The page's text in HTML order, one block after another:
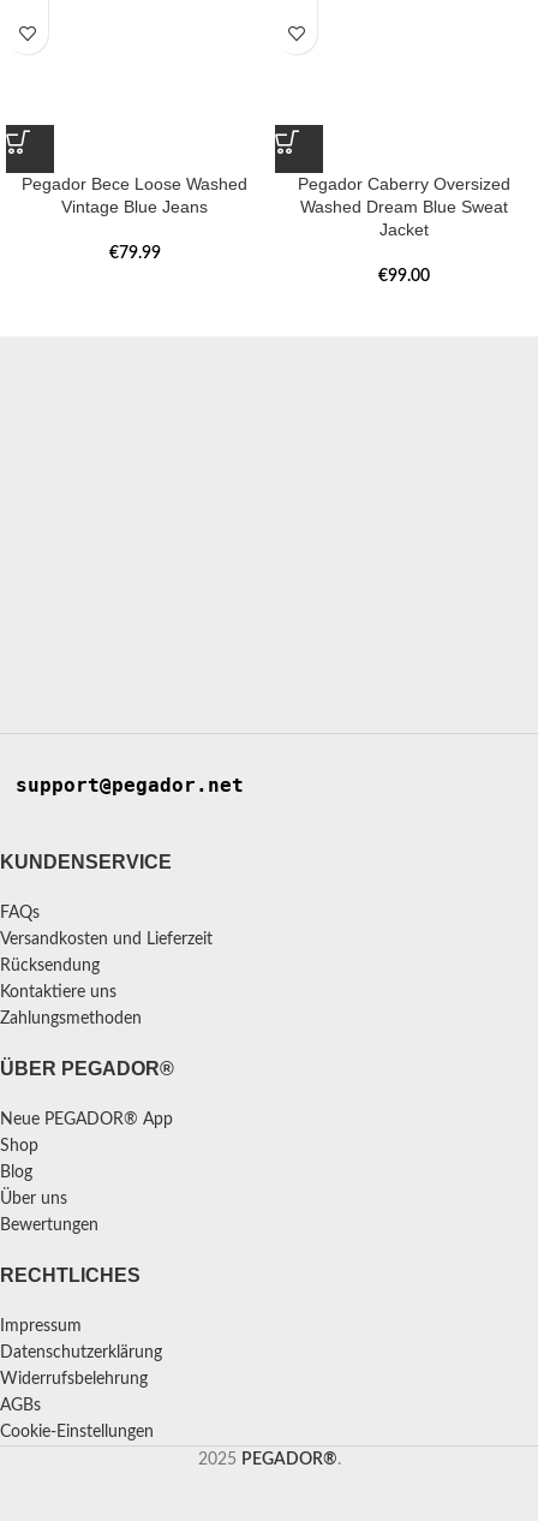
Pegador Bece Loose Washed
Vintage Blue Jeans
€79.99
Pegador Caberry Oversized
Washed Dream Blue Sweat
Jacket
€99.00
support@pegador.net
KUNDENSERVICE
FAQs
Versandkosten und Lieferzeit
Rücksendung
Kontaktiere uns
Zahlungsmethoden
ÜBER PEGADOR®
Neue PEGADOR® App
Shop
Blog
Über uns
Bewertungen
RECHTLICHES
Impressum
Datenschutzerklärung
Widerrufsbelehrung
AGBs
Cookie-Einstellungen
2025 PEGADOR®.